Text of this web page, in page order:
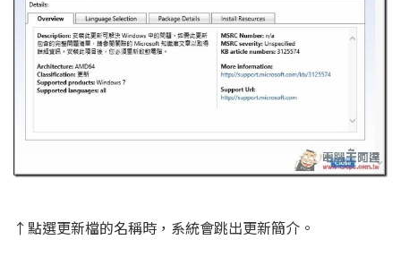
↑點選更新檔的名稱時，系統會跳出更新簡介。